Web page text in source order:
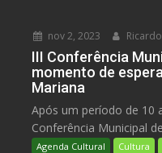
nov 2, 2023
III Conferência
momento de
Mariana
Após um período de 10
Conferência Municipal
Agenda Cultural Cultura